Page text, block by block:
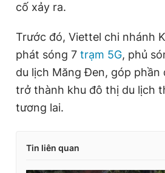
cố xảy ra.
Trước đó, Viettel chi nhánh
phát sóng 7 trạm 5G, phủ
du lịch Măng Đen, góp phần
trở thành khu đô thị du lịch
tương lai.
Tin liên quan